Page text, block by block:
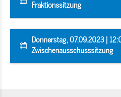
Fraktionssitzung
Donnerstag, 07.09.2023 |
Zwischenausschusssitzung